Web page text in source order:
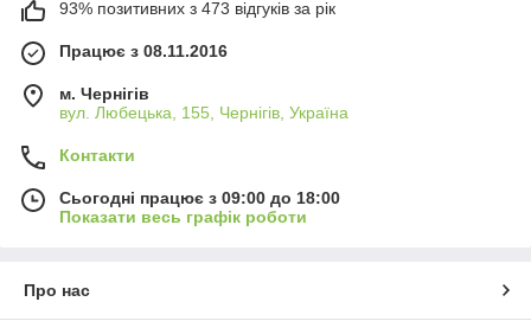
93% позитивних з 473 відгуків за рік
Працює з 08.11.2016
м. Чернігів
вул. Любецька, 155, Чернігів, Україна
Контакти
Сьогодні працює з 09:00 до 18:00
Показати весь графік роботи
Про нас